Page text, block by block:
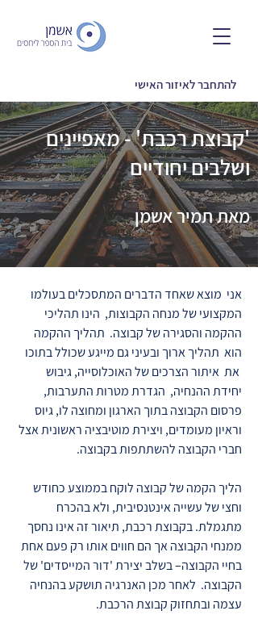
להתחבר לאיזור האישי
'קבוצת רכבת' - מאפיינים
ושלבים יחודיים
מאת תמיר אשמן
אני מוצא שאחד הדברים המתסכלים בעולמו
המקצועי של מנחה הקבוצות, הינו תהליכי
ההקמה והסגירה של קבוצה. תהליך ההקמה
הוא תהליך ארוך ובעיני גם מייגע שכולל בתוכו
את איתור הצרכים של האוכלוסייה, גיבוש
יחידת ההנחיה, הגדרת מטרות התערבות,
פרסום הקבוצה בתוך הארגון ומחוצה לו, גיוס
וראיון מעומדים, ויצירת מוטיבציה ראשונית אצל
חברי הקבוצה להשתתפות בקבוצה.
הליך הקמה של קבוצה לוקח בממוצע כחודש
וחצי של עשייה אינטנסיבית, ולא בהכרח
מתגמלת. בקבוצת רכבת, תיאור זה אינו נחסך
ממנחי הקבוצה אך הם חווים אותו רק פעם אחת
בחיי הקבוצה– בשלב יצירת 'דור המייסדים' של
הקבוצה. לאחר מכן האנרגיה תושקע בהנחיה
עצמה ובתחזוק קבוצת הרכבת.